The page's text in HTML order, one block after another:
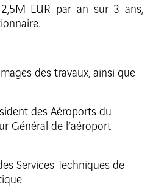
EUR par an sur 3 ans,
des travaux, ainsi que
des Aéroports du
Général de l’aéroport
Services Techniques de